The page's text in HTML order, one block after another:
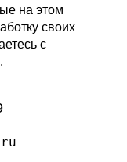
на этом
своих
с